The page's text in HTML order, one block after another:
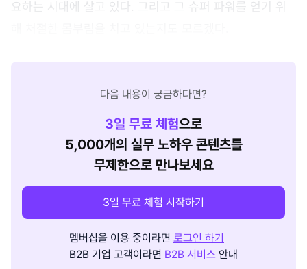
요하는 시대에 살고 있다. 그리고 그 슈퍼 파워를 얻기 위
다음 내용이 궁금하다면?
3일 무료 체험으로
5,000개의 실무 노하우 콘텐츠를
무제한으로 만나보세요
3일 무료 체험 시작하기
멤버십을 이용 중이라면 로그인 하기
B2B 기업 고객이라면 B2B 서비스 안내